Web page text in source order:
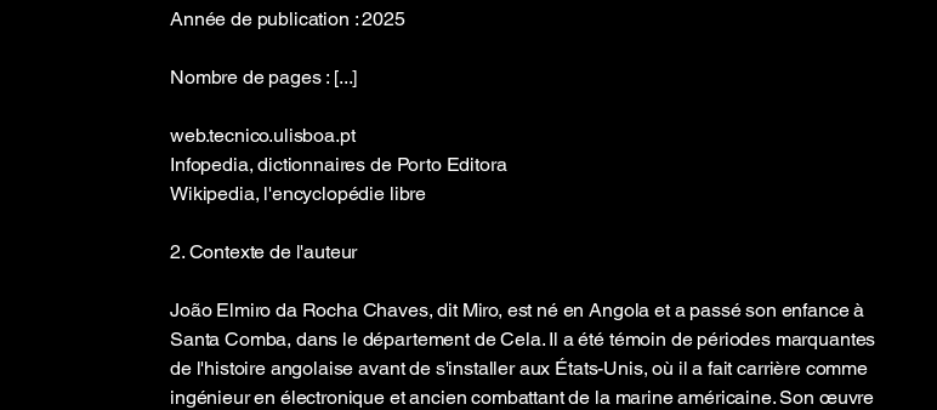
Année de publication : 2025
Nombre de pages : [...]
web.tecnico.ulisboa.pt
Infopedia, dictionnaires de Porto Editora
Wikipedia, l'encyclopédie libre
2. Contexte de l'auteur
João Elmiro da Rocha Chaves, dit Miro, est né en Angola et a passé son enfance à
Santa Comba, dans le département de Cela. Il a été témoin de périodes marquantes
de l'histoire angolaise avant de s'installer aux États-Unis, où il a fait carrière comme
ingénieur en électronique et ancien combattant de la marine américaine. Son œuvre